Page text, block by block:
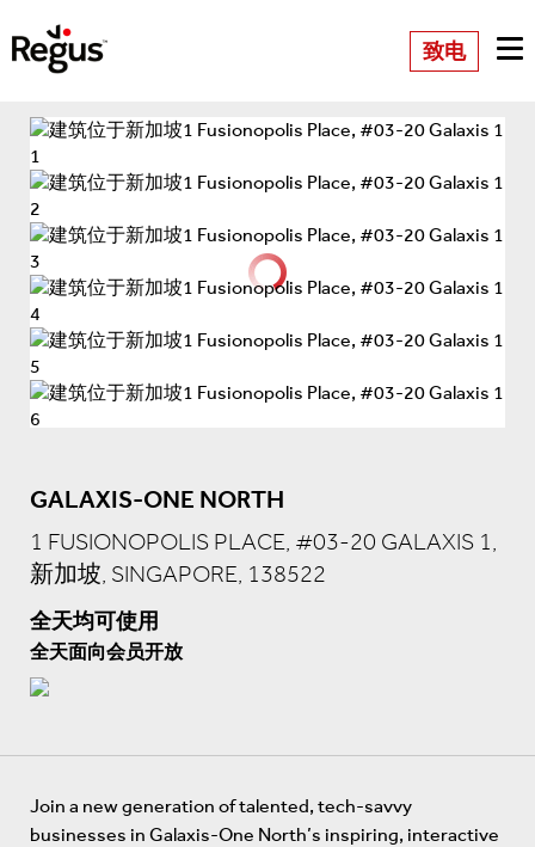
致电
GALAXIS-ONE NORTH
1 FUSIONOPOLIS PLACE, #03-20 GALAXIS 1,
新加坡, SINGAPORE, 138522
全天均可使用
全天面向会员开放
Join a new generation of talented, tech-savvy
businesses in Galaxis-One North’s inspiring, interactive